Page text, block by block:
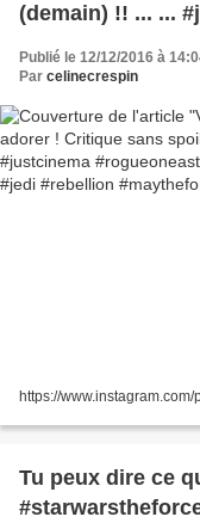
(demain) !! ... ...
#spinoff #jedi
Publié le 12/12/2016 à
Par celinecrespin
https://www.instagram.com/
Tu peux dire ce